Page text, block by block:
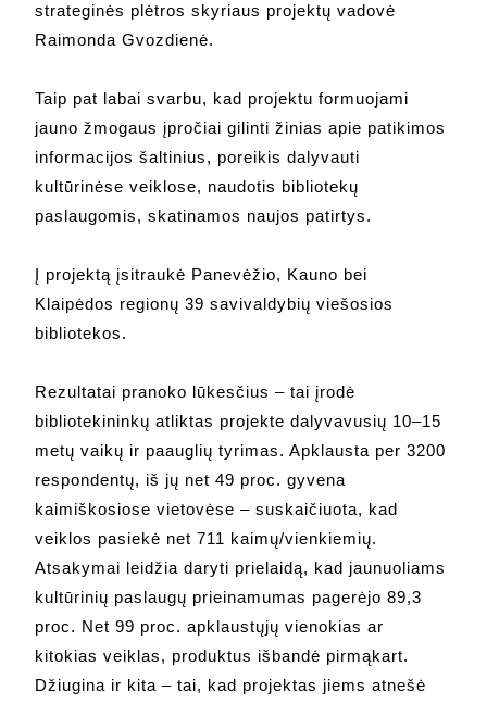
strateginės plėtros skyriaus projektų vadovė
Raimonda Gvozdienė.
Taip pat labai svarbu, kad projektu formuojami
jauno žmogaus įpročiai gilinti žinias apie patikimos
informacijos šaltinius, poreikis dalyvauti
kultūrinėse veiklose, naudotis bibliotekų
paslaugomis, skatinamos naujos patirtys.
Į projektą įsitraukė Panevėžio, Kauno bei
Klaipėdos regionų 39 savivaldybių viešosios
bibliotekos.
Rezultatai pranoko lūkesčius – tai įrodė
bibliotekininkų atliktas projekte dalyvavusių 10–15
metų vaikų ir paauglių tyrimas. Apklausta per 3200
respondentų, iš jų net 49 proc. gyvena
kaimiškosiose vietovėse – suskaičiuota, kad
veiklos pasiekė net 711 kaimų/vienkiemių.
Atsakymai leidžia daryti prielaidą, kad jaunuoliams
kultūrinių paslaugų prieinamumas pagerėjo 89,3
proc. Net 99 proc. apklaustųjų vienokias ar
kitokias veiklas, produktus išbandė pirmąkart.
Džiugina ir kita – tai, kad projektas jiems atnešė